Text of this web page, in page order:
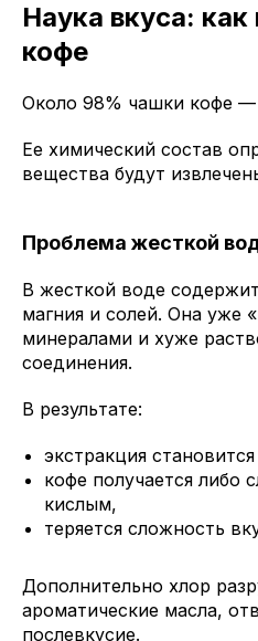
Наука вкуса:
кофе
Около 98% чашки кофе —
Ее химический состав
вещества будут
Проблема жесткой
В жесткой воде
магния и солей. Она уже
минералами и хуже
соединения.
В результате:
экстракция
кофе получается либо
кислым,
теряется сложность
Дополнительно хлор
ароматические масла,
послевкусие.